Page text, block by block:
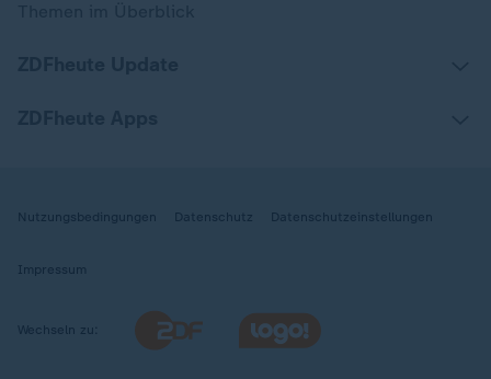
Nutzungsbedingungen Datenschutz Datenschutzeinstellungen
Impressum
Wechseln zu: